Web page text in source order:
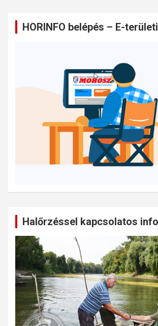
HORINFO belépés – E-
Halőrzéssel kapcsolatos